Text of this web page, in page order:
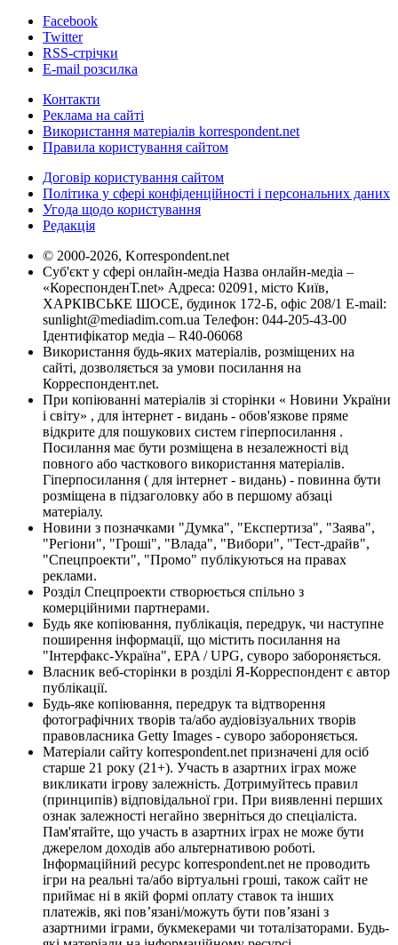
Facebook
Twitter
RSS-стрічки
E-mail розсилка
Контакти
Реклама на сайті
Використання матеріалів korrespondent.net
Правила користування сайтом
Договір користування сайтом
Політика у сфері конфіденційності і персональних даних
Угода щодо користування
Редакція
© 2000-2026, Korrespondent.net
Суб'єкт у сфері онлайн-медіа Назва онлайн-медіа –
«КореспонденТ.net» Адреса: 02091, місто Київ,
ХАРКІВСЬКЕ ШОСЕ, будинок 172-Б, офіс 208/1 E-mail:
sunlight@mediadim.com.ua Телефон: 044-205-43-00
Ідентифікатор медіа – R40-06068
Використання будь-яких матеріалів, розміщених на
сайті, дозволяється за умови посилання на
Корреспондент.net.
При копіюванні матеріалів зі сторінки « Новини України
і світу» , для інтернет - видань - обов'язкове пряме
відкрите для пошукових систем гіперпосилання .
Посилання має бути розміщена в незалежності від
повного або часткового використання матеріалів.
Гіперпосилання ( для інтернет - видань) - повинна бути
розміщена в підзаголовку або в першому абзаці
матеріалу.
Новини з позначками "Думка", "Експертиза", "Заява",
"Регіони", "Гроші", "Влада", "Вибори", "Тест-драйв",
"Спецпроекти", "Промо" публікуються на правах
реклами.
Розділ Спецпроекти створюється спільно з
комерційними партнерами.
Будь яке копіювання, публікація, передрук, чи наступне
поширення інформації, що містить посилання на
"Інтерфакс-Україна", EPA / UPG, суворо забороняється.
Власник веб-сторінки в розділі Я-Корреспондент є автор
публікації.
Будь-яке копіювання, передрук та відтворення
фотографічних творів та/або аудіовізуальних творів
правовласника Getty Images - суворо забороняється.
Матеріали сайту korrespondent.net призначені для осіб
старше 21 року (21+). Участь в азартних іграх може
викликати ігрову залежність. Дотримуйтесь правил
(принципів) відповідальної гри. При виявленні перших
ознак залежності негайно зверніться до спеціаліста.
Пам'ятайте, що участь в азартних іграх не може бути
джерелом доходів або альтернативою роботі.
Інформаційний ресурс korrespondent.net не проводить
ігри на реальні та/або віртуальні гроші, також сайт не
приймає ні в якій формі оплату ставок та інших
платежів, які пов’язані/можуть бути пов’язані з
азартними іграми, букмекерами чи тоталізаторами. Будь-